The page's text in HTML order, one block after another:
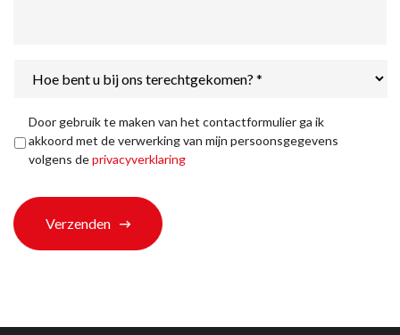
bent
ons
terechtgekomen?
Privacyverklaring *
Door gebruik te maken van het contactformulier ga ik
akkoord met de verwerking van mijn persoonsgegevens
volgens deprivacyverklaring
Verzenden